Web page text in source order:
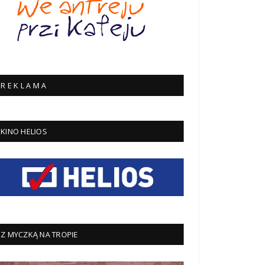
R E K L A M A
KINO HELIOS
Z MYCZKĄ NA TROPIE